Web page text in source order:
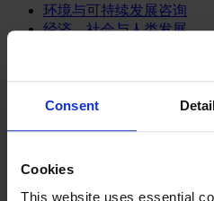
Consent
Cookies
This website uses essential
环境与可持续发展咨询
经济、社会与人类发展
媒体和娱乐业
消费品
餐饮、旅游与酒店业